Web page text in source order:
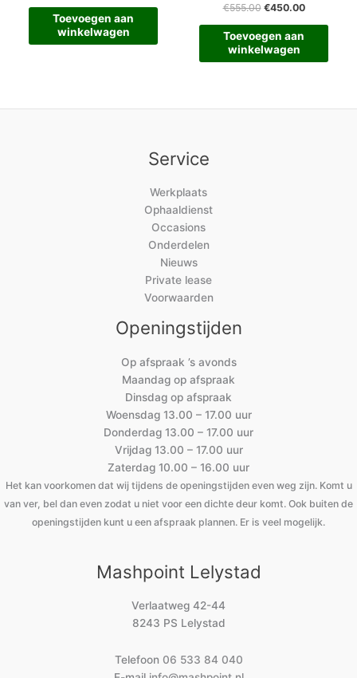
Toevoegen aan
winkelwagen
€555.00 €450.00
Toevoegen aan
winkelwagen
Service
Werkplaats
Ophaaldienst
Occasions
Onderdelen
Nieuws
Private lease
Voorwaarden
Openingstijden
Op afspraak ’s avonds
Maandag op afspraak
Dinsdag op afspraak
Woensdag 13.00 – 17.00 uur
Donderdag 13.00 – 17.00 uur
Vrijdag 13.00 – 17.00 uur
Zaterdag 10.00 – 16.00 uur
Het kan voorkomen dat wij tijdens de openingstijden even weg zijn. Komt u
van ver, bel dan even zodat u niet voor een dichte deur komt. Ook buiten de
openingstijden kunt u een afspraak plannen. Er is veel mogelijk.
Mashpoint Lelystad
Verlaatweg 42-44
8243 PS Lelystad
Telefoon 06 533 84 040